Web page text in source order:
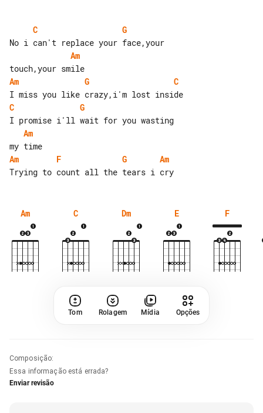
C
G
Am
Am
G
C
C
G
Am
Am
F G
Am
Am C Dm E F
Tom Rolagem Mídia Opções
Composição:
Essa informação está errada?
Enviar revisão